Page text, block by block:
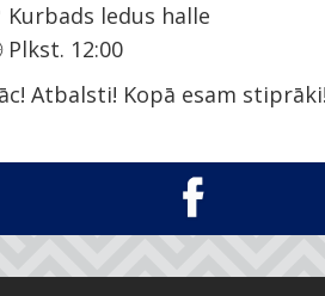
Kurbads ledus halle
Plkst. 12:00
Atbalsti! Kopā esam